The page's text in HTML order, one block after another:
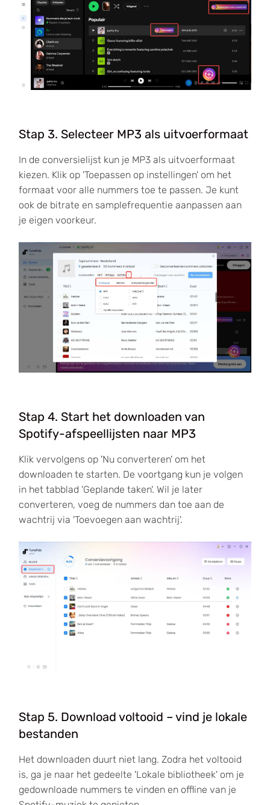
Stap 3. Selecteer MP3 als uitvoerformaat
In de conversielijst kun je MP3 als uitvoerformaat
kiezen. Klik op 'Toepassen op instellingen' om het
formaat voor alle nummers toe te passen. Je kunt
ook de bitrate en samplefrequentie aanpassen aan
je eigen voorkeur.
Stap 4. Start het downloaden van
Spotify-afspeellijsten naar MP3
Klik vervolgens op 'Nu converteren' om het
downloaden te starten. De voortgang kun je volgen
in het tabblad 'Geplande taken'. Wil je later
converteren, voeg de nummers dan toe aan de
wachtrij via 'Toevoegen aan wachtrij'.
Stap 5. Download voltooid – vind je lokale
bestanden
Het downloaden duurt niet lang. Zodra het voltooid
is, ga je naar het gedeelte 'Lokale bibliotheek' om je
gedownloade nummers te vinden en offline van je